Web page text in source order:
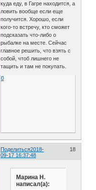
куда еду, в Гагре находится, а
ловить вообще если еще
получится. Хорошо, если
кого-то встречу, кто сможет
подсказать что-либо о
рыбалке на месте. Сейчас
главное решить, что взять с
собой, чтоб лишнего не
тащить и там не покупать.
0
Поделиться 18
2018-
09-17 16:37:48
Марина Н.
написал(а):